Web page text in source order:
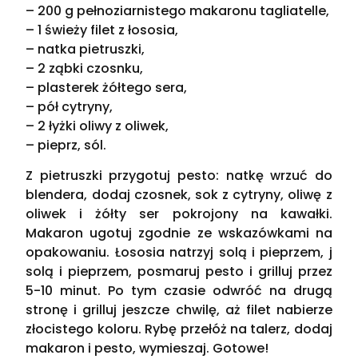
– 200 g pełnoziarnistego makaronu tagliatelle,
– 1 świeży filet z łososia,
– natka pietruszki,
– 2 ząbki czosnku,
– plasterek żółtego sera,
– pół cytryny,
– 2 łyżki oliwy z oliwek,
– pieprz, sól.
Z pietruszki przygotuj pesto: natkę wrzuć do
blendera, dodaj czosnek, sok z cytryny, oliwę z
oliwek i żółty ser pokrojony na kawałki.
Makaron ugotuj zgodnie ze wskazówkami na
opakowaniu. Łososia natrzyj solą i pieprzem, j
solą i pieprzem, posmaruj pesto i grilluj przez
5-10 minut. Po tym czasie odwróć na drugą
stronę i grilluj jeszcze chwilę, aż filet nabierze
złocistego koloru. Rybę przełóż na talerz, dodaj
makaron i pesto, wymieszaj. Gotowe!